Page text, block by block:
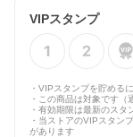
VIPスタンプ
・VIPスタンプを貯める
・この商品は対象です（
・有効期限は最新のス
・当ストアのVIPスタン
があります